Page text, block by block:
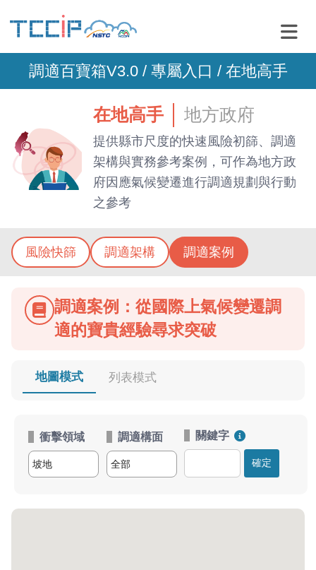
調適百寶箱V3.0 / 專屬入口 / 在地高手
在地高手 地方政府
提供縣市尺度的快速風險初篩、調適
架構與實務參考案例，可作為地方政
府因應氣候變遷進行調適規劃與行動
之參考
風險快篩 調適架構 調適案例
調適案例：從國際上氣候變遷調
適的寶貴經驗尋求突破
地圖模式 列表模式
衝擊領域 調適構面 關鍵字